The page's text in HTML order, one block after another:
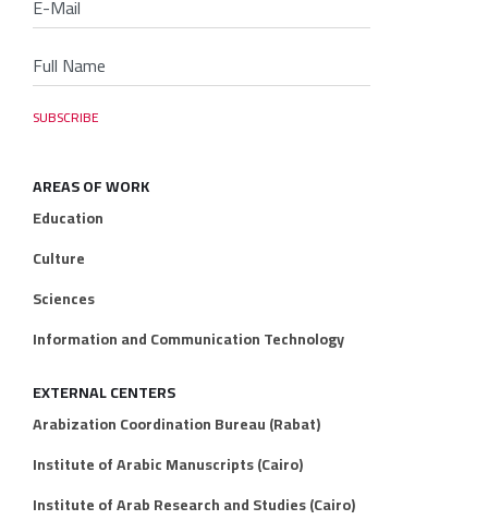
AREAS OF WORK
Education
Culture
Sciences
Information and Communication Technology
EXTERNAL CENTERS
Arabization Coordination Bureau (Rabat)
Institute of Arabic Manuscripts (Cairo)
Institute of Arab Research and Studies (Cairo)